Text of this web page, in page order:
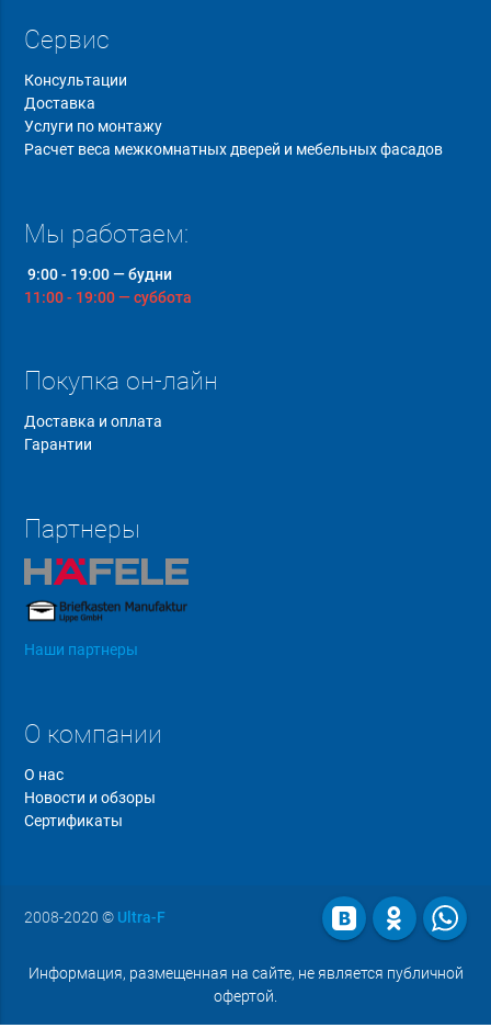
Сервис
Консультации
Доставка
Услуги по монтажу
Расчет веса межкомнатных дверей и мебельных фасадов
Мы работаем:
9:00 - 19:00 — будни
11:00 - 19:00 — суббота
Покупка он-лайн
Доставка и оплата
Гарантии
Партнеры
Наши партнеры
О компании
О нас
Новости и обзоры
Сертификаты
2008-2020 © Ultra-F
Информация, размещенная на сайте, не является публичной
офертой.